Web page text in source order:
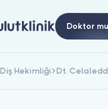
Doktor
Diş Hekimliği Dt.